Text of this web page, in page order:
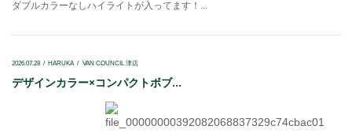
ダブルカラーなしハイライトが入ってます！...
2026.07.28 HARUKA VAN COUNCIL 津店
デザインカラー×コンパクトボブ...